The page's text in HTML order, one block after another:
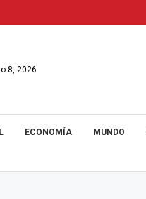
8, 2026
ECONOMÍA MUNDO